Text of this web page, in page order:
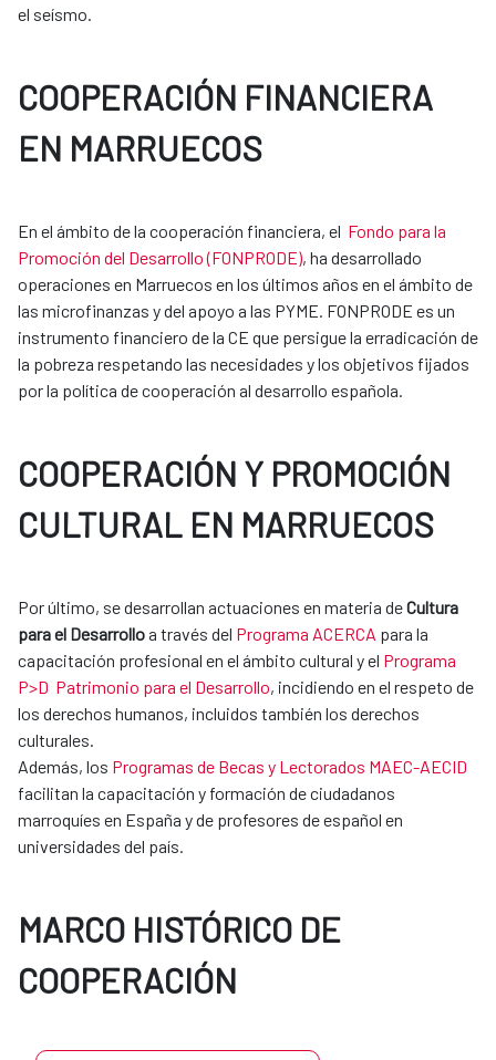
el seísmo.
COOPERACIÓN FINANCIERA
EN MARRUECOS
En el ámbito de la cooperación financiera, el Fondo para la
Promoción del Desarrollo (FONPRODE), ha desarrollado
operaciones en Marruecos en los últimos años en el ámbito de
las microfinanzas y del apoyo a las PYME. FONPRODE es un
instrumento financiero de la CE que persigue la erradicación de
la pobreza respetando las necesidades y los objetivos fijados
por la política de cooperación al desarrollo española.
COOPERACIÓN Y PROMOCIÓN
CULTURAL EN MARRUECOS
Por último, se desarrollan actuaciones en materia deCultura
para el Desarrolloa través del Programa ACERCA para la
capacitación profesional en el ámbito cultural y el Programa
P>D Patrimonio para el Desarrollo, incidiendo en el respeto de
los derechos humanos, incluidos también los derechos
culturales.
Además, los Programas de Becas y Lectorados MAEC-AECID
facilitan la capacitación y formación de ciudadanos
marroquíes en España y de profesores de español en
universidades del país.
MARCO HISTÓRICO DE
COOPERACIÓN